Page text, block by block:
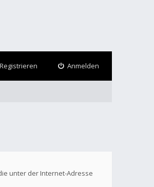
Anmelden
Registrieren
unter der Internet-Adresse